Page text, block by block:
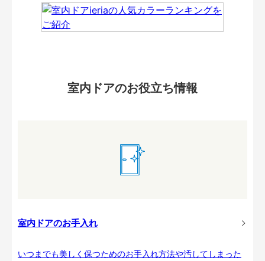
室内ドアのお役立ち情報
室内ドアのお手入れ
いつまでも美しく保つためのお手入れ方法や汚してしまった